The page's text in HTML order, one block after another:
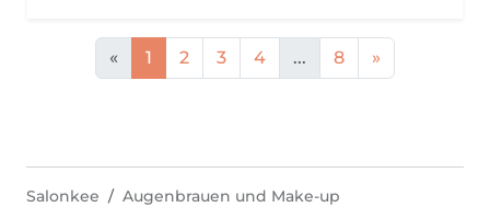
« 1 2 3 4 ... 8 »
Salonkee
Augenbrauen und Make-up